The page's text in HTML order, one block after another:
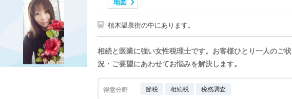
地図
植木温泉街の中にあります。
相続と医業に強い女性税理士です。お客様ひとり一人のご状
況・ご要望にあわせてお悩みを解決します。
得意分野 節税 相続税 税務調査